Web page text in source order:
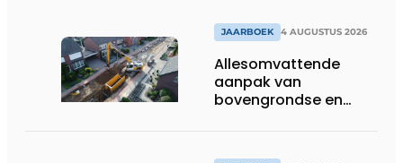
JAARBOEK 4 AUGUSTUS 2026
Allesomvattende
aanpak van
bovengrondse en